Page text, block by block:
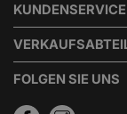
KUNDENSERVICE
FOLGEN SIE UNS